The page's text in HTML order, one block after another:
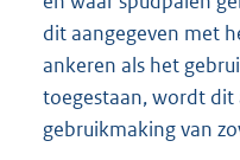
dit aangegeven met
ankeren als het
toegestaan, wordt dit
gebruikmaking van